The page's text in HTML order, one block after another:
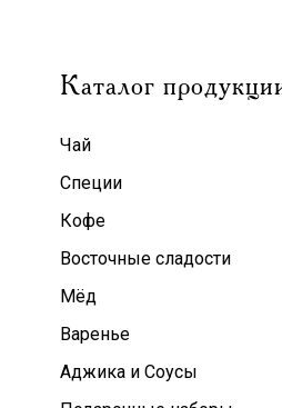
Каталог
Чай
Специи
Кофе
Восточные сладости
Мёд
Варенье
Аджика и Соусы